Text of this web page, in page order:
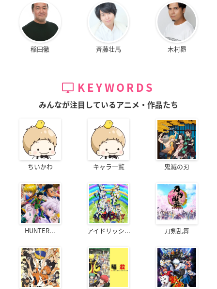
稲田徹 斉藤壮馬 木村昴
KEYWORDS
みんなが注目しているアニメ・作品たち
ちいかわ キャラ一覧 鬼滅の刃
HUNTER... アイドリッシ... 刀剣乱舞